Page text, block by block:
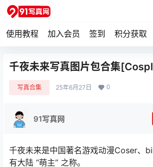
使用教程 加入会员 签到 积分获取
千夜未来写真图片包合集
写真合集 25年6月27日 0
91写真网
千夜未来是中国著名游戏动漫Coser、
有大陆 “萌主” 之称。